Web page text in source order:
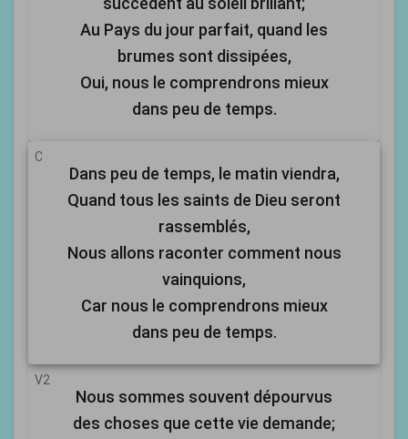
Au Pays du jour parfait, quand les
brumes sont dissipées,
Oui, nous le comprendrons mieux
dans peu de temps.
C
Dans peu de temps, le matin viendra,
Quand tous les saints de Dieu seront
rassemblés,
Nous allons raconter comment nous
vainquions,
Car nous le comprendrons mieux
dans peu de temps.
V2
Nous sommes souvent dépourvus
des choses que cette vie demande;